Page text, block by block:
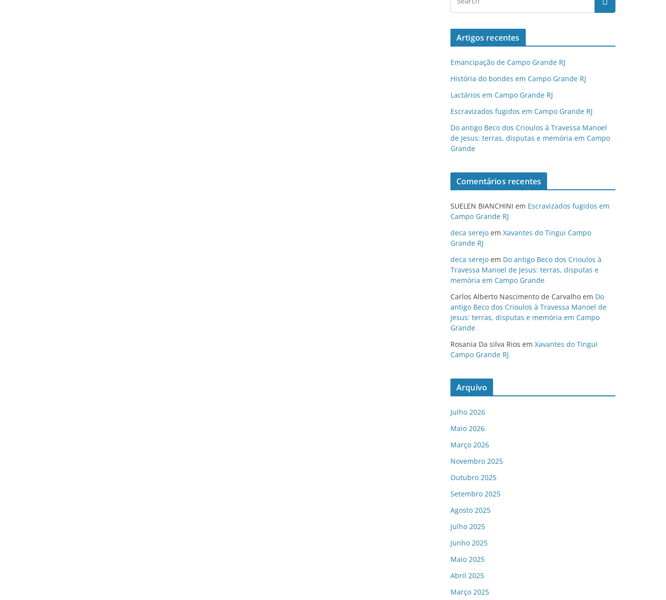
Artigos recentes
Emancipação de Campo Grande RJ
História do bondes em Campo Grande RJ
Lactários em Campo Grande RJ
Escravizados fugidos em Campo Grande RJ
Do antigo Beco dos Crioulos à Travessa Manoel
de Jesus: terras, disputas e memória em Campo
Grande
Comentários recentes
SUELEN BIANCHINI em Escravizados fugidos em
Campo Grande RJ
deca serejo em Xavantes do Tingui Campo
Grande RJ
deca serejo em Do antigo Beco dos Crioulos à
Travessa Manoel de Jesus: terras, disputas e
memória em Campo Grande
Carlos Alberto Nascimento de Carvalho em Do
antigo Beco dos Crioulos à Travessa Manoel de
Jesus: terras, disputas e memória em Campo
Grande
Rosania Da silva Rios em Xavantes do Tingui
Campo Grande RJ
Arquivo
Julho 2026
Maio 2026
Março 2026
Novembro 2025
Outubro 2025
Setembro 2025
Agosto 2025
Julho 2025
Junho 2025
Maio 2025
Abril 2025
Março 2025